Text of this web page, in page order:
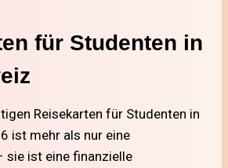
für Studenten in
Reisekarten für Studenten in
ist mehr als nur eine
sie ist eine finanzielle